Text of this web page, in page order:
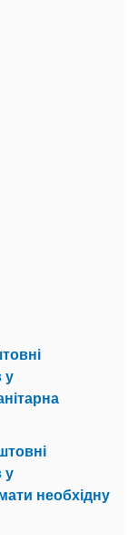
у
у
необхідну